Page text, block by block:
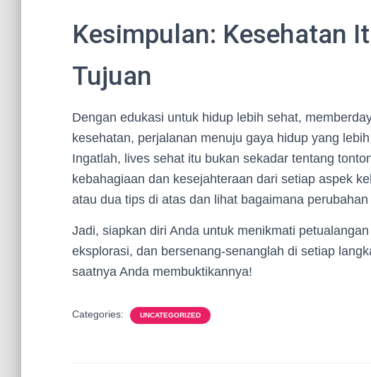
Kesimpulan: Kesehatan
Tujuan
Dengan edukasi untuk hidup lebih sehat,
kesehatan, perjalanan menuju gaya hidup yang
Ingatlah, lives sehat itu bukan sekadar tentang
kebahagiaan dan kesejahteraan dari setiap aspek
atau dua tips di atas dan lihat bagaimana
Jadi, siapkan diri Anda untuk menikmati
eksplorasi, dan bersenang-senanglah di setiap
saatnya Anda membuktikannya!
Categories: UNCATEGORIZED